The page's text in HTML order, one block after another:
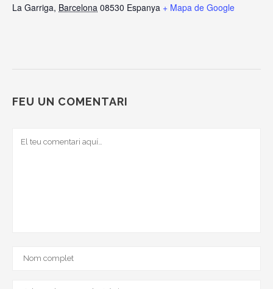
La Garriga, Barcelona 08530 Espanya + Mapa de Google
FEU UN COMENTARI